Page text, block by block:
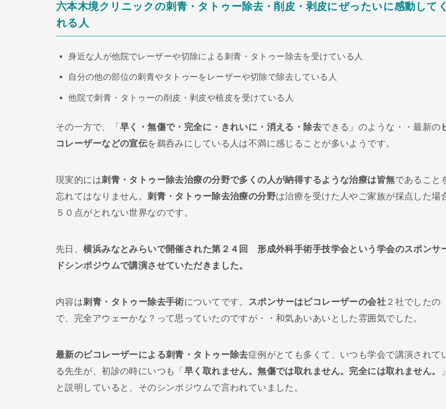
六本木境クリニックの刺青・タトゥー除去・削皮・剥皮にぜったいに感動してく
れる人
身近な人が他院でレーザーや切除による刺青・タトゥー除去を受けている人
自分の他の部位の刺青やタトゥーをレーザーや切除で除去している人
他院で刺青・タトゥーの削皮・剥皮や植皮を受けている人
その一方で、「 早く・無傷で・完全に・きれいに・消える・除去できる」のような・・最新の
コレーザーなどの宣伝を鵜呑みにしている人は不満に感じることが多いようです。
現実的には刺青・タトゥー除去治療の分野で多くの人が納得するような治療は皆無であること
忘れてはなりません。刺青・タトゥー除去治療の分野は治療を受けた人やご家族が採点した場
５０点がとれない世界なのです。
先日、横浜みなとみらいで開催された第２４回 形成外科手術手技学会という学会のスポンサ
ドシンポジウムで講演させていただきました。
内容は刺青・タトゥー除去手術についてです。 スポンサーはピコレーザーの会社２社でしたの
で、完全アウェーかな？って思っていたのですが・・和気あいあいとした雰囲気でした。
最新のピコレーザーによる刺青・タトゥー除去症例がとても多くて、いつも学会で講演されて
る先生が、初診の時にいつも「 早く取れません。無傷では取れません。完全には取れません。
」
と説明していると、そのシンポジウムで言われていました。